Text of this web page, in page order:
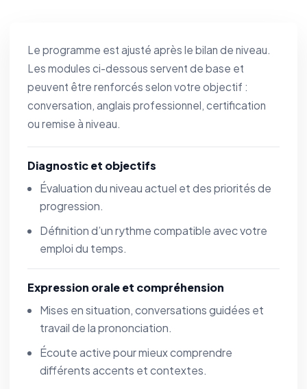
Le programme est ajusté après le bilan de niveau.
Les modules ci-dessous servent de base et
peuvent être renforcés selon votre objectif :
conversation, anglais professionnel, certification
ou remise à niveau.
Diagnostic et objectifs
Évaluation du niveau actuel et des priorités de
progression.
Définition d’un rythme compatible avec votre
emploi du temps.
Expression orale et compréhension
Mises en situation, conversations guidées et
travail de la prononciation.
Écoute active pour mieux comprendre
différents accents et contextes.